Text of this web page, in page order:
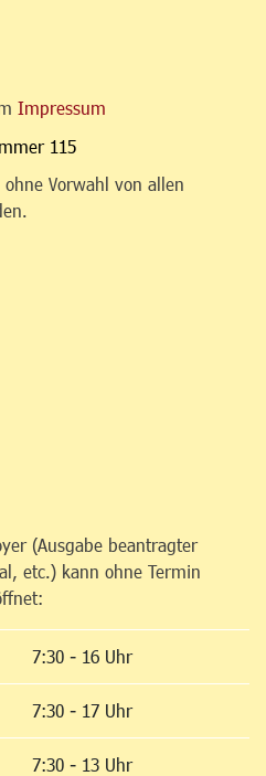
Impressum
115
Vorwahl von allen
(Ausgabe beantragter
etc.) kann ohne Termin
7:30 - 16 Uhr
7:30 - 17 Uhr
7:30 - 13 Uhr